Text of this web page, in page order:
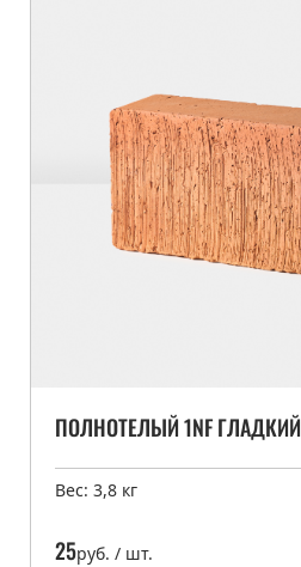
ПОЛНОТЕЛЫЙ 1NF ГЛАДКИЙ
Вес: 3,8 кг
25руб. / шт.